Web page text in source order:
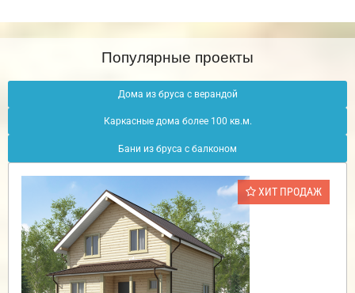
Популярные проекты
Дома из бруса с верандой
Каркасные дома более 100 кв.м.
Бани из бруса с балконом
ХИТ ПРОДАЖ